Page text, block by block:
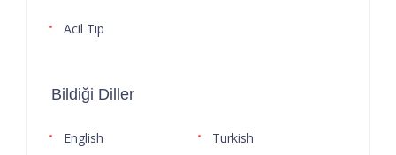
Acil Tıp
Bildiği Diller
English Turkish